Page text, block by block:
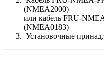
(NMEA2000)
или кабель FRU-
(NMEA0183)
Установочные